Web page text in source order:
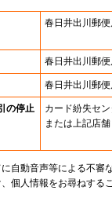
春日井出川郵
春日井出川郵
春日井出川郵
の停止
カード紛失セ
または上記店舗
自動音声等による不審
個人情報をお尋ねする